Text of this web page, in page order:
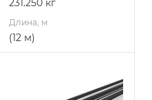
231.250 кг
Длина, м
(12 м)